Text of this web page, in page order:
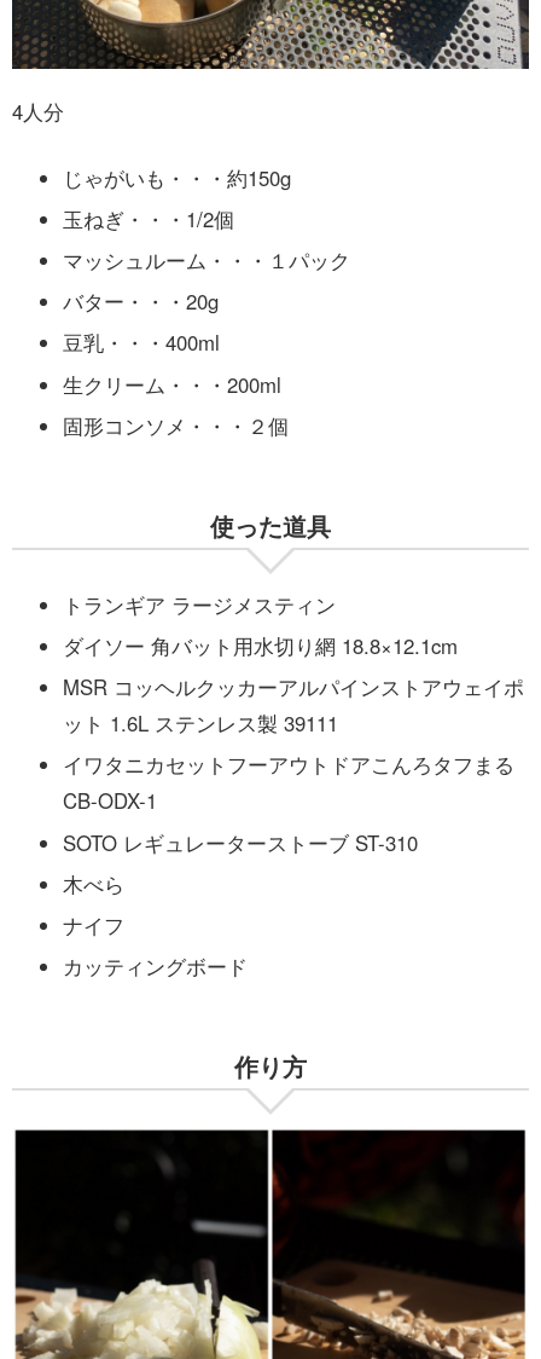
4人分
じゃがいも・・・約150g
玉ねぎ・・・1/2個
マッシュルーム・・・１パック
バター・・・20g
豆乳・・・400ml
生クリーム・・・200ml
固形コンソメ・・・２個
使った道具
トランギア ラージメスティン
ダイソー 角バット用水切り網 18.8×12.1cm
MSR コッヘルクッカーアルパインストアウェイポ
ット 1.6L ステンレス製 39111
イワタニカセットフーアウトドアこんろタフまる
CB-ODX-1
SOTO レギュレーターストーブ ST-310
木べら
ナイフ
カッティングボード
作り方